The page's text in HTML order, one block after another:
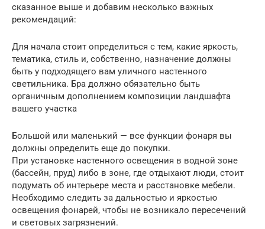
сказанное выше и добавим несколько важных
рекомендаций:
Для начала стоит определиться с тем, какие яркость,
тематика, стиль и, собственно, назначение должны
быть у подходящего вам уличного настенного
светильника. Бра должно обязательно быть
органичным дополнением композиции ландшафта
вашего участка
Большой или маленький — все функции фонаря вы
должны определить еще до покупки.
При установке настенного освещения в водной зоне
(бассейн, пруд) либо в зоне, где отдыхают люди, стоит
подумать об интерьере места и расстановке мебели.
Необходимо следить за дальностью и яркостью
освещения фонарей, чтобы не возникало пересечений
и световых загрязнений.